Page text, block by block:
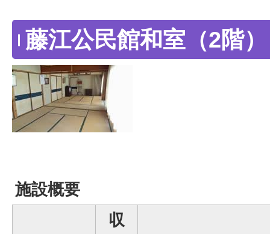
藤江公民館和室（2階）
施設概要
収